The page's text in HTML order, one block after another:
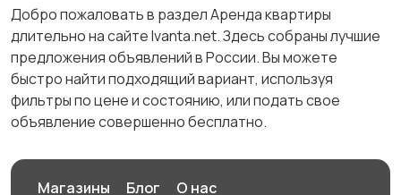
Добро пожаловать в раздел Аренда квартиры
длительно на сайте Ivanta.net. Здесь собраны лучшие
предложения объявлений в России. Вы можете
быстро найти подходящий вариант, используя
фильтры по цене и состоянию, или подать свое
объявление совершенно бесплатно.
Магазины Блог О нас